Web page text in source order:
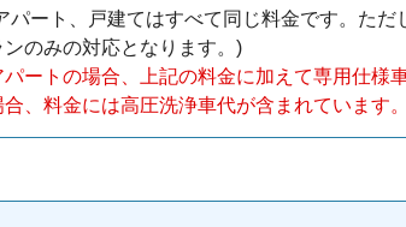
パート、戸建てはすべて同じ料金です。た
のみの対応となります。)
ートの場合、上記の料金に加えて専用仕様
、料金には高圧洗浄車代が含まれています